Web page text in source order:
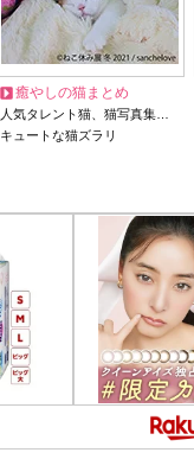
癒やしの猫まとめ
人気タレント猫、猫写真集…
キュートな猫ズラリ